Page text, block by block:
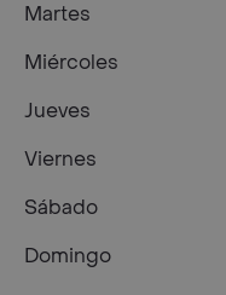
Martes
Miércoles
Jueves
Viernes
Sábado
Domingo